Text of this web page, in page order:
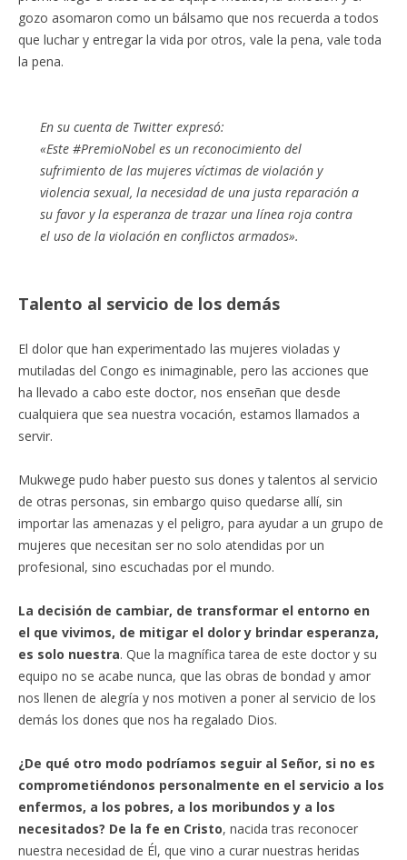
gozo asomaron como un bálsamo que nos recuerda a todos
que luchar y entregar la vida por otros, vale la pena, vale toda
la pena.
En su cuenta de Twitter expresó:
«Este #PremioNobel es un reconocimiento del
sufrimiento de las mujeres víctimas de violación y
violencia sexual, la necesidad de una justa reparación a
su favor y la esperanza de trazar una línea roja contra
el uso de la violación en conflictos armados».
Talento al servicio de los demás
El dolor que han experimentado las mujeres violadas y
mutiladas del Congo es inimaginable, pero las acciones que
ha llevado a cabo este doctor, nos enseñan que desde
cualquiera que sea nuestra vocación, estamos llamados a
servir.
Mukwege pudo haber puesto sus dones y talentos al servicio
de otras personas, sin embargo quiso quedarse allí, sin
importar las amenazas y el peligro, para ayudar a un grupo de
mujeres que necesitan ser no solo atendidas por un
profesional, sino escuchadas por el mundo.
La decisión de cambiar, de transformar el entorno en
el que vivimos, de mitigar el dolor y brindar esperanza,
es solo nuestra. Que la magnífica tarea de este doctor y su
equipo no se acabe nunca, que las obras de bondad y amor
nos llenen de alegría y nos motiven a poner al servicio de los
demás los dones que nos ha regalado Dios.
¿De qué otro modo podríamos seguir al Señor, si no es
comprometiéndonos personalmente en el servicio a los
enfermos, a los pobres, a los moribundos y a los
necesitados? De la fe en Cristo, nacida tras reconocer
nuestra necesidad de Él, que vino a curar nuestras heridas